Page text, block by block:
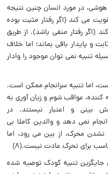
هوشى، در مورد انسان چنین نتیجه
می کند (اگر رفتار مثبت ‏بوده
(اگر رفتار منفى باشد). از طریق‏
و پایدار باقى بماند؛ اما خلاف
تنبیه نمی توان موجود را وادار
اما تنبیه سرانجام ممکن است.
کننده، عواقب شوم و زیان آورى به
بینی و اعتبار نیستند. در
نمی دهد و والدین کاملا بی
نشدن محرک، از بین ‏می رود، اما
برای تحرک عادت نیست.(۸)
تنبیه کودک توصیه شده